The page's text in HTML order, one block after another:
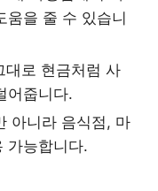
움을 줄 수 있습니
대로 현금처럼 사
어줍니다.
아니라 음식점, 마
가능합니다.